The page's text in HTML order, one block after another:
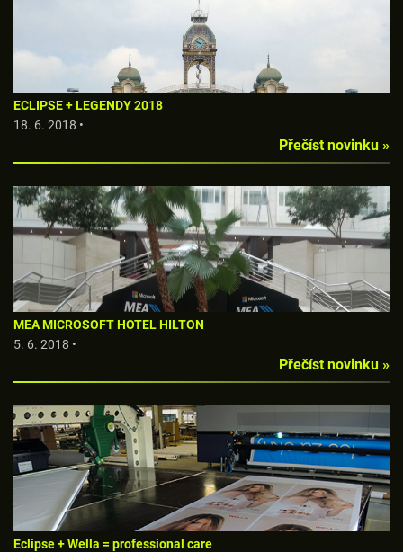
ECLIPSE + LEGENDY 2018
18. 6. 2018 •
Přečíst novinku »
MEA MICROSOFT HOTEL HILTON
5. 6. 2018 •
Přečíst novinku »
Eclipse + Wella = professional care